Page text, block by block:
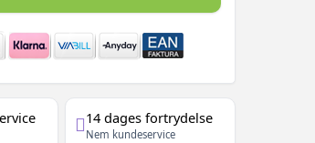
14 dages fortrydelse
Nem kundeservice